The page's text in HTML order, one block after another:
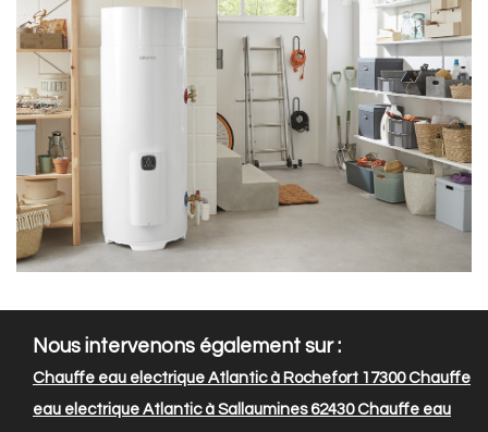
Nous intervenons également sur :
Chauffe eau electrique Atlantic à Rochefort 17300Chauffe
eau electrique Atlantic à Sallaumines 62430Chauffe eau